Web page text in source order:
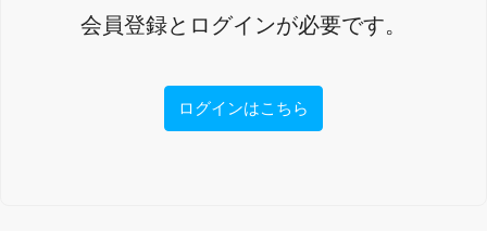
会員登録とログインが必要です。
ログインはこちら